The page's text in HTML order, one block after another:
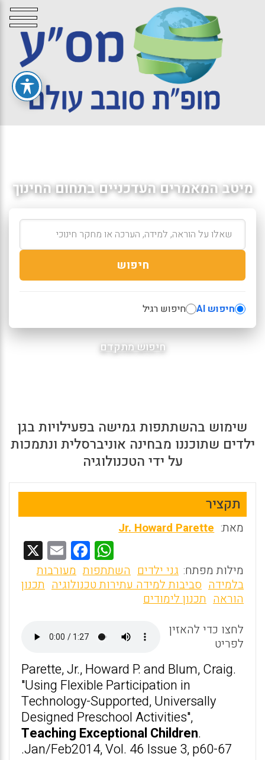
מיטב המאמרים העדכניים בתחום החינוך
חיפוש
חיפוש AI חיפוש רגיל
חיפוש מתקדם
שימוש בהשתתפות גמישה בפעילויות בגן
ילדים שתוכננו מבחינה אוניברסלית ונתמכות
על ידי הטכנולוגיה
תקציר
מאת: Jr. Howard Parette
W
h
at
A
p
p
F
a
ce
o
o
k
E
m
ai
מילות מפתח: גני ילדים השתתפות מעורבות
בלמידה סביבות למידה עתירות טכנולוגיה תכנון
הוראה תכנון לימודים
לחצו כדי להאזין
לפריט
Parette, Jr., Howard P. and Blum, Craig.
"Using Flexible Participation in
Technology-Supported, Universally
Designed Preschool Activities",
Teaching Exceptional Children.
Jan/Feb2014, Vol. 46 Issue 3, p60-67.